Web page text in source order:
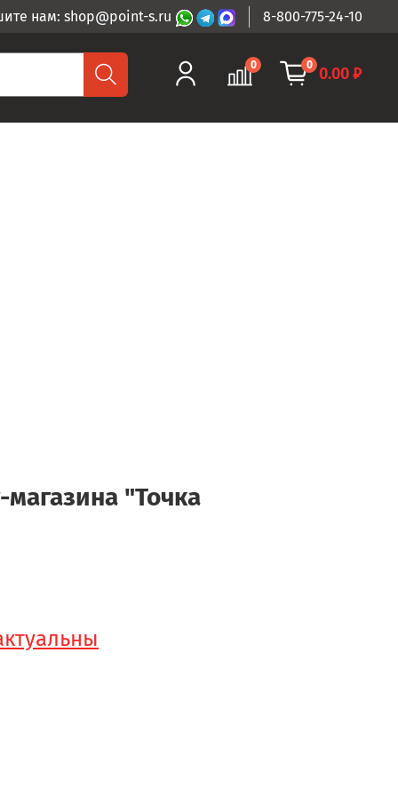
нам: shop@point-s.ru 8-800-775-24-10
0 0 0.00 ₽
"Точка